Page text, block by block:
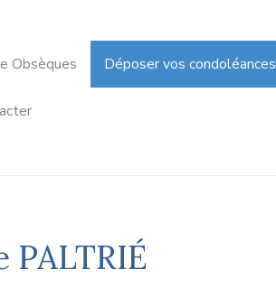
Obsèques Déposer vos condoléances
PALTRIÉ